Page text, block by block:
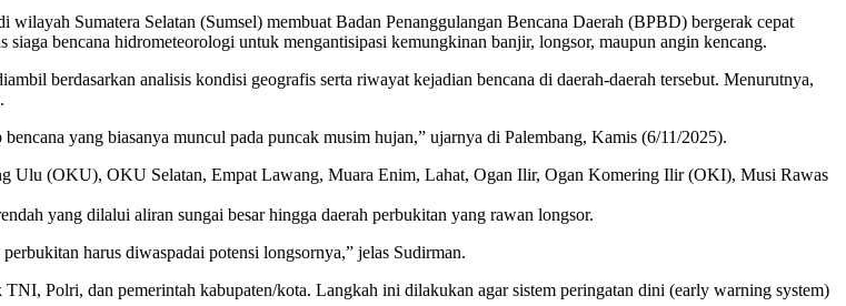
Sumatera Selatan (Sumsel) membuat Badan Penanggulangan Bencana Daerah (BPBD) bergerak cepat
bencana hidrometeorologi untuk mengantisipasi kemungkinan banjir, longsor, maupun angin kencang.
berdasarkan analisis kondisi geografis serta riwayat kejadian bencana di daerah-daerah tersebut. Menurutnya,
yang biasanya muncul pada puncak musim hujan,” ujarnya di Palembang, Kamis (6/11/2025).
Ulu (OKU), OKU Selatan, Empat Lawang, Muara Enim, Lahat, Ogan Ilir, Ogan Komering Ilir (OKI), Musi Rawas
yang dilalui aliran sungai besar hingga daerah perbukitan yang rawan longsor.
harus diwaspadai potensi longsornya,” jelas Sudirman.
Polri, dan pemerintah kabupaten/kota. Langkah ini dilakukan agar sistem peringatan dini (early warning system)